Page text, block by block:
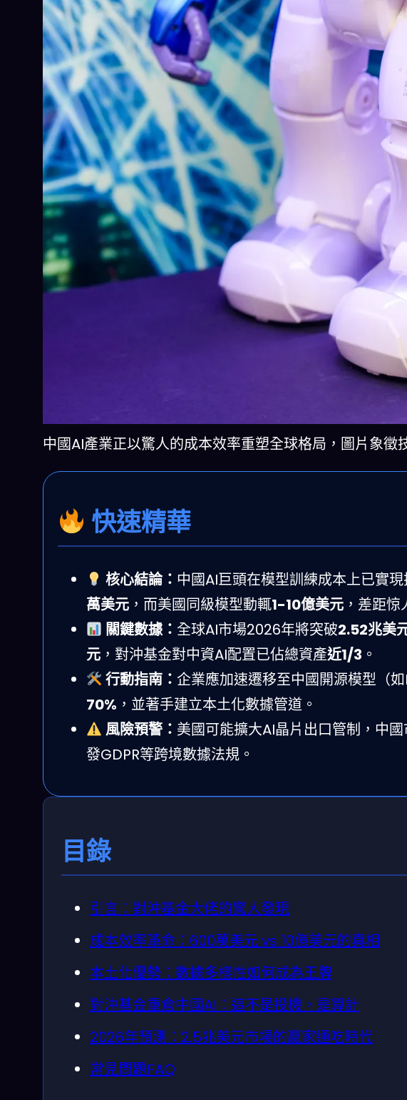
中國AI產業正以驚人的成本效率重塑全球格局，圖片象徵
快速精華
核心結論： 中國AI巨頭在模型訓練成本上已實
萬美元 ，而美國同級模型動輒1-10億美元 ，差距惊
關鍵數據： 全球AI市場2026年將突破2.52兆美
元 ，對沖基金對中資AI配置已佔總資產近1/3 。
行動指南： 企業應加速遷移至中國開源模型
70% ，並著手建立本土化數據管道。
風險預警： 美國可能擴大AI晶片出口管制，中
發GDPR等跨境數據法規。
目錄
引言：對沖基金大佬的驚人發現
成本效率革命：600萬美元 vs 10億美元的真相
本土化優勢：數據多樣性如何成為王牌
對沖基金重倉中國AI：這不是投機，是算計
2026年預測：2.5兆美元市場的贏家通吃時代
常見問題FAQ